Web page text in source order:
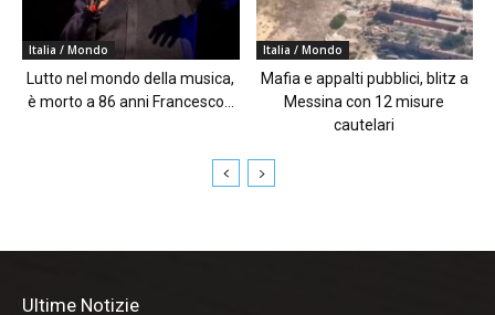
Italia / Mondo
Lutto nel mondo della musica,
è morto a 86 anni Francesco...
Italia / Mondo
Mafia e appalti pubblici, blitz a
Messina con 12 misure
cautelari
Ultime Notizie